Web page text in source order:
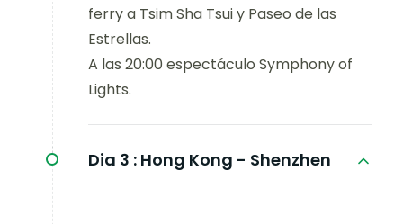
ferry a Tsim Sha Tsui y Paseo de las
Estrellas.
A las 20:00 espectáculo Symphony of
Lights.
Dia 3 : Hong Kong - Shenzhen